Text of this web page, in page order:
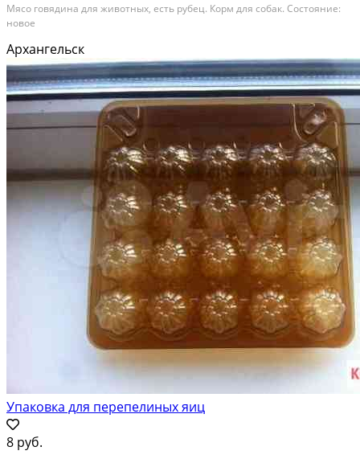
Мясо говядина для животных, есть рубец. Корм для собак. Состояние:
новое
Архангельск
Упаковка для перепелиных яиц
8 руб.